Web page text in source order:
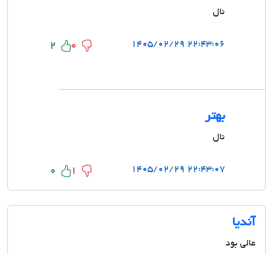
نال
۲۲:۴۳:۰۶ ۱۴۰۵/۰۲/۲۹ 2 0
بهتر
نال
۲۲:۴۳:۰۷ ۱۴۰۵/۰۲/۲۹ 0 1
آندیا
عالی بود